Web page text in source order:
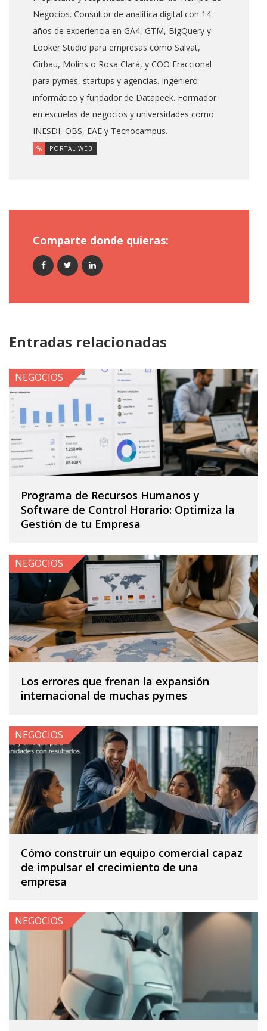
Negocios. Consultor de analítica digital con 14
años de experiencia en GA4, GTM, BigQuery y
Looker Studio para empresas como Salvat,
Girbau, Molins o Rosa Clará, y COO Fraccional
para pymes, startups y agencias. Ingeniero
informático y fundador de Datapeek. Formador
en escuelas de negocios y universidades como
INESDI, OBS, EAE y Tecnocampus.
PORTAL WEB
Comparte donde quieras:
Entradas relacionadas
Programa de Recursos Humanos y
Software de Control Horario: Optimiza la
Gestión de tu Empresa
NEGOCIOS
Los errores que frenan la expansión
internacional de muchas pymes
NEGOCIOS
Cómo construir un equipo comercial capaz
de impulsar el crecimiento de una
empresa
NEGOCIOS
NEGOCIOS